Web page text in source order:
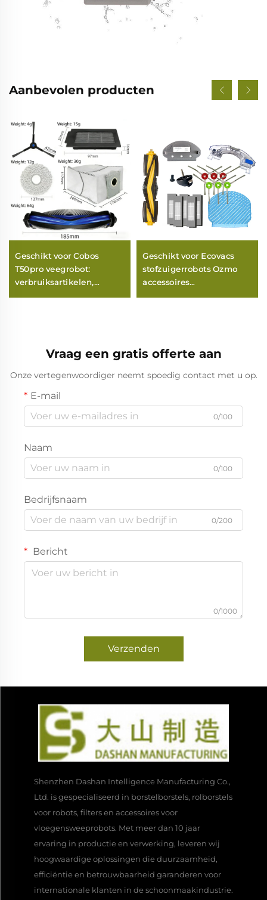
Aanbevolen producten
Geschikt voor Cobos
T50pro veegrobot:
verbruiksartikelen,
Geschikt voor Ecovacs
stofzuigerrobots Ozmo
accessoires
Vraag een gratis offerte aan
Onze vertegenwoordiger neemt spoedig contact met u op.
E-mail
0/100
Naam
0/100
Bedrijfsnaam
0/200
Bericht
0/1000
Verzenden
Shenzhen Dashan Intelligence Manufacturing Co.,
Ltd. is gespecialiseerd in borstelborstels, rolborstels
voor robots, filters en accessoires voor
vloegensweeprobots. Met meer dan 10 jaar
ervaring in productie en verwerking, leveren wij
hoogwaardige oplossingen die duurzaamheid,
efficiëntie en betrouwbaarheid garanderen voor
internationale klanten in de schoonmaakindustrie.